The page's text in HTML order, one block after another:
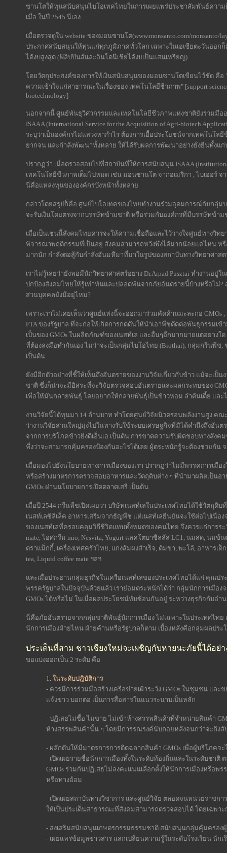
ซานโตให้ทุนสนับสนุนไบโอเทคไทยในการเผยแพร่ประชาสัมพันธ์ความ
เมื่อ ในปี 2545 นี่เอง
เมื่อตรวจดูใน website ของมอนซานโต(www.monsanto.com/monsanto/
ประกาศสนับสนุนให้ทุนแก่ทุกภูมิภาคทั่วโลก เฉพาะในเอเชียตะวันออก
ได้งบสูงสุด (ฟิลิปปินส์และอินโดนีเชียได้งบเป็นแสนเหรียญ)
โดยวัตถุประสงค์ของการให้เงินสนับสนุนของมอนซานโตเขียนไว้ชัด คื
ความเข้าใจแก่สาธารณะในเรื่องของ เทคโนโลยีชีวภาพ" [support
biotechnology]
นอกจากนี้ ศูนย์พันธุวิศวกรรมและเทคโนโลยีชีวภาพแห่งชาติยังร่วมมือ
ISAAA (International Service for the Acquisition of Agri-biotech
ระบุว่าเป็นองค์กรไม่แสวงหากำไร ต้องการเอื้อประโยชน์จากเทคโนโล
ยากจน และกำลังพัฒนาทั้งหลาย ให้ได้รับผลการพัฒนาอย่างยั่งยืนทั้งแ
ปรากฏว่า เมื่อตรวจสอบไปที่สถาบันที่ให้การสนับสนุน ISAAA
เทคโนโลยีชีวภาพเต็มไปหมด เช่น มอนซานโต จากอเมริกา , ไบเออร์
นี่คือแหล่งทุนขององค์กรบังหน้าทั้งหลาย
กล่าวโดยสรุปก็คือ ศูนย์ไบโอเทคของไทยทำงานร่วมอุดมการณ์กับกลุ่ม
จะรับเงินโดยตรงจากบรรษัทข้ามชาติ หรือร่วมกับองค์กรที่มีบรรษัทข้า
เมื่อเป็นเช่นนี้สังคมไทยควรจะให้ความเชื่อถือและไว้วางใจศูนย์ทางวิ
พิจารณาพฤติกรรมที่เป็นอยู่ สังคมสามารถหวังพึ่งได้มากน้อยแค่ไหน ห
มากนัก กำลังต่อสู้กับกำลังอันมหึมาที่มาในรูปของสถาบันทางวิทยาศาส
เราไม่รู้เลยว่ายังพอมีนักวิทยาศาสตร์อย่าง Dr.Arpad Pusztai ทำงานอยู่
ปกป้องสังคมไทยให้รู้เท่าทันและปลอดพ้นจากภัยอันตรายนี้บ้างหรือไม่?
ส่วนบุคคลยังมีอยู่ไหม?
เพราะเราไม่เคยเห็นว่าศูนย์แห่งนี้จะออกมาร่วมคัดค้านมะละกอ
FTA ของรัฐบาล ที่จะก่อให้เกิดการกดดันให้นำเอาพืชตัดต่อพันธุกรรมเ
เป็นของ GMOs ในผลิตภัณฑ์ของเนสท์เล และอื่นๆอีกมากมายแต่อย่าง
ที่ต้องลงมือทำกันเอง ไม่ว่าจะเป็นกลุ่มไบโอไทย (Biothai), กลุ่มกรีนพี
เป็นต้น
ยังมีอีกตัวอย่างที่ชี้ให้เห็นถึงอันตรายของงานวิจัยเกี่ยวกับข้าว แม้จะเป็
ชาติ ซึ่งก็น่าจะมีอิสระที่จะวิจัยตรวจสอบอันตรายและผลกระทบของ
เพื่อให้มันกลายพันธุ์ โดยอยากให้กลายพันธุ์เป็นข้าวหอม ลำต้นเตี้ย และ
งานวิจัยนี้ได้ทุนมา 14 ล้านบาท ทำโดยศูนย์วิจัยนิวตรอนพลังงานสูง คณ
ว่างานวิจัยส่วนใหญ่มุ่งไปในทางรับใช้ระบบเศรษฐกิจที่มิได้คำนึงถึงอัน
จากการบริโภคข้าวยิงดีเอ็นเอ เป็นต้น การขาดความรับผิดชอบทางสัง
พึ่งว่าจะสามารถคุ้มครองป้องกันอะไรได้เลย ผู้ตระหนักรู้จะต้องช่วยกัน
เมื่อมองไปยังนโยบายทางการเมืองของเรา ปรากฏว่าไม่มีพรรคการเมื
หรือสร้างมาตรการตรวจสอบอาหารและวัตถุดิบต่าง ๆ ที่นำมาผลิตเป็น
GMOs ผ่านนโยบายการเปิดตลาดเสรี เป็นต้น
เมื่อปี 2544 กรีนพีชเปิดเผยว่า บริษัทเนสท์เลในประเทศไทยได้ใช้วัตถุดิ
เนสท์เลซิลิเล็ค อาหารเสริมจากธัญพืช แต่เนสท์เลยืนยันจะใช้ต่อไปเนื่อ
ของเนสท์เลที่ครอบคลุมวิถีชีวิตแทบทั้งหมดของคนไทย จึงควรแก่การระวั
mate, ไอศกรีม mio, Nesvita, Yogurt แลคโตบาซิลลัส LC1, นมสด, นมข้
ตราแม็กกี้, เครื่องเทศครัวไทย, แกงส้มผงสำเร็จ, ต้มข่า, พะโล้, อาหารเ
tea, Liquid coffee mate ฯลฯ
และเมื่อประธานกลุ่มธุรกิจในเครือเนสท์เลของประเทศไทยได้แก่ คุณป
พรรครัฐบาลในปัจจุบันด้วยแล้ว เราย่อมตระหนักได้ว่า กลุ่มนักการเมื
GMOs ได้หรือไม่ ในเมื่อผลประโยชน์ทับซ้อนกันอยู่ ระหว่างธุรกิจกับอำ
นี่คือภัยอันตรายจากกลุ่มชาติพันธุ์นักการเมือง ไม่เฉพาะในประเทศไท
นักการเมืองฝ่ายไหน ฝ่ายค้านหรือรัฐบาลก็ตาม เบื้องหลังคือกลุ่มผลปร
ประเด็นที่สาม ชาวเชียงใหม่จะเผชิญกับหายนะภัยนี้ได้อย่า
ขอแบ่งออกเป็น 2 ระดับ คือ
1. ในระดับปฎิบัติการ
- ควรมีการร่วมมือสร้างเครือข่ายเฝ้าระวัง GMOs ในชุมชน แ
แจ้งข่าว บอกต่อ เป็นการสื่อสารในแนวระนาบเป็นหลัก
- ปฏิเสธไม่ซื้อ ไม่ขาย ไม่เข้าห้างสรรพสินค้าที่จำหน่ายสินค้า
ห้างสรรพสินค้านั้น ๆ โดยมีการรณรงค์นับถอยหลังจนกว่าจะถึง
- ผลักดันให้มีมาตรการการติดฉลากสินค้า GMOs เพื่อผู้บริโภคจะ
- เปิดเผยรายชื่อนักการเมืองทั้งในระดับท้องถิ่นและในระดับชา
GMOs ร่วมกันปฏิเสธไม่ลงคะแนนเลือกตั้งให้นักการเมืองหรือพร
หรือทางอ้อม
- เปิดเผยสถาบันทางวิชาการ และศูนย์วิจัย ตลอดจนหน่วยราชก
ให้เป็นประเด็นสาธารณะที่สังคมสามารถตรวจสอบได้ โดยเฉพ
- ส่งเสริมสนับสนุนเกษตรกรรมธรรมชาติ สนับสนุนกลุ่มคุ้มครอง
- เผยแพร่ข้อมูลข่าวสาร แลกเปลี่ยนความรู้ในระดับโรงเรียน นัก